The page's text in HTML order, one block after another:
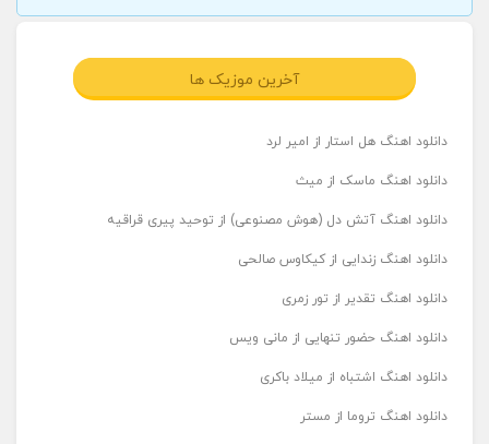
آخرین موزیک ها
دانلود اهنگ هل استار از امیر لرد
دانلود اهنگ ماسک از میث
دانلود اهنگ آتش دل (هوش مصنوعی) از توحید پیری قراقیه
دانلود اهنگ زندایی از کیکاوس صالحی
دانلود اهنگ تقدیر از تور زمری
دانلود اهنگ حضور تنهایی از مانی ویس
دانلود اهنگ اشتباه از میلاد باکری
دانلود اهنگ تروما از مستر